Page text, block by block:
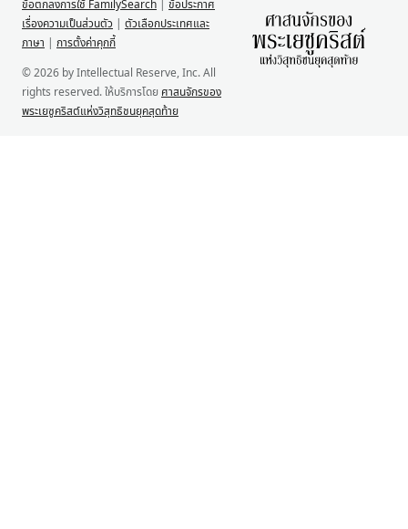
ข้อตกลงการใช้ FamilySearch | ข้อประกาศ
เรื่องความเป็นส่วนตัว | ตัวเลือกประเทศและ
ภาษา | การตั้งค่าคุกกี้
© 2026 by Intellectual Reserve, Inc. All
rights reserved. ให้บริการโดย ศาสนจักรของ
พระเยซูคริสต์แห่งวิสุทธิชนยุคสุดท้าย